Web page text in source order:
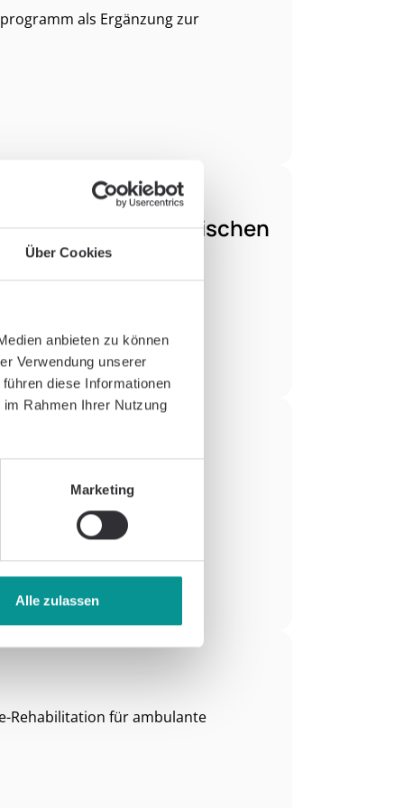
Über Cookies
anbieten zu können
Verwendung unserer
diese Informationen
Rahmen Ihrer Nutzung
Marketing
Alle zulassen
als Ergänzung zur
orthopädischen
Rehabilitation für ambulante